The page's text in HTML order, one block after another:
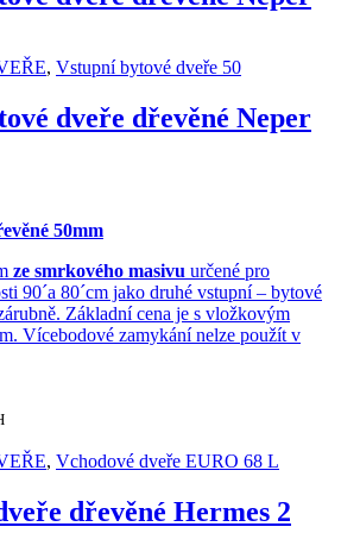
, Vstupní bytové dveře 50
dveře dřevěné Neper
50mm
ze smrkového masivu určené pro
90´a 80´cm jako druhé vstupní – bytové
Základní cena je s vložkovým
Vícebodové zamykání nelze použít v
, Vchodové dveře EURO 68 L
dřevěné Hermes 2